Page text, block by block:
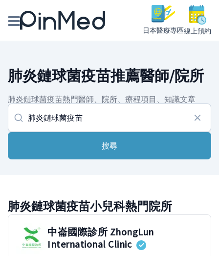
日本醫療專區線上預約
醫師專欄專訪
健康主題館
我是醫療人員
肺炎鏈球菌疫苗推薦醫師/院所
肺炎鏈球菌疫苗熱門醫師、院所、療程項目、知識文章
搜尋
肺炎鏈球菌疫苗小兒科熱門院所
中崙國際診所 ZhongLun
International Clinic